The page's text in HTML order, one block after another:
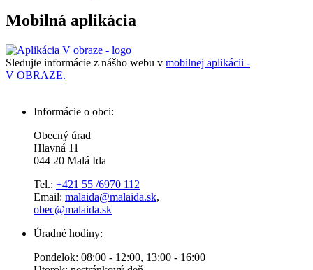
Mobilná aplikácia
Sledujte informácie z nášho webu v mobilnej aplikácii -
V OBRAZE.
Informácie o obci:
Obecný úrad
Hlavná 11
044 20 Malá Ida
Tel.: +421 55 /6970 112
Email: malaida@malaida.sk,
obec@malaida.sk
Úradné hodiny:
Pondelok: 08:00 - 12:00, 13:00 - 16:00